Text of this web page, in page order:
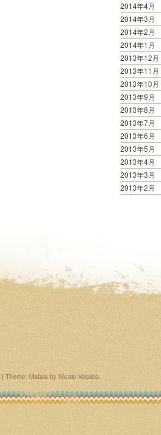
2014年4月
2014年3月
2014年2月
2014年1月
2013年12月
2013年11月
2013年10月
2013年9月
2013年8月
2013年7月
2013年6月
2013年5月
2013年4月
2013年3月
2013年2月
| Theme: Matala by Nicolo Volpato